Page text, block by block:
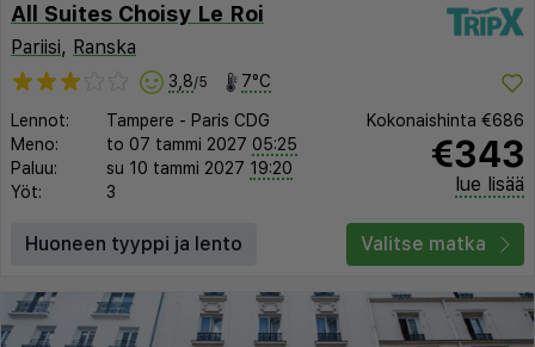
All Suites Choisy Le Roi
Pariisi, Ranska
3,8/5 7°C
Lennot: Tampere - Paris CDG
Meno:
to 07 tammi 2027 05:25
Paluu:
su 10 tammi 2027 19:20
Yöt:
3
Kokonaishinta €686
€343
lue lisää
Huoneen tyyppi ja lento Valitse matka